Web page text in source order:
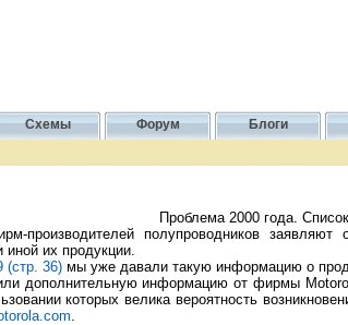
Схемы Форум Блоги
Проблема 2000 года.
полупроводников заявляют
иной их продукции.
(стр. 36) мы уже давали такую информацию о
дополнительную информацию от фирмы
которых велика вероятность
.